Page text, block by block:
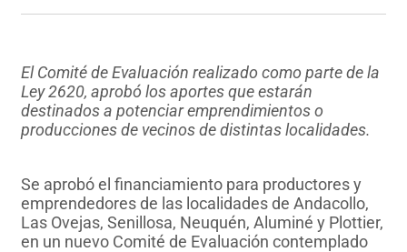
El Comité de Evaluación realizado como parte de la
Ley 2620, aprobó los aportes que estarán
destinados a potenciar emprendimientos o
producciones de vecinos de distintas localidades.
Se aprobó el financiamiento para productores y
emprendedores de las localidades de Andacollo,
Las Ovejas, Senillosa, Neuquén, Aluminé y Plottier,
en un nuevo Comité de Evaluación contemplado